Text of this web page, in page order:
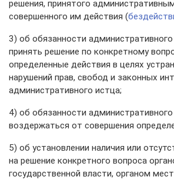
решения, принятого
совершенного им действия (
3) об обязанности
принять решение по конкретному
определенные действия в целях
нарушений прав, свобод и законных
административного истца;
4) об обязанности
воздержаться от совершения
5) об установлении наличия или
на решение конкретного вопроса
государственной власти, органом